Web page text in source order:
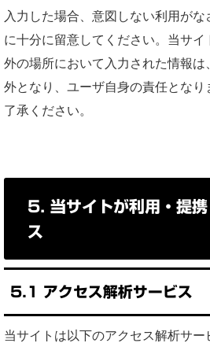
入力した場合、意図しない利用が
に十分に留意してください。当サイ
外の場所において入力された情報は
外となり、ユーザ自身の責任とな
了承ください。
5. 当サイトが利用・提
ス
5.1 アクセス解析サービス
当サイトは以下のアクセス解析サー